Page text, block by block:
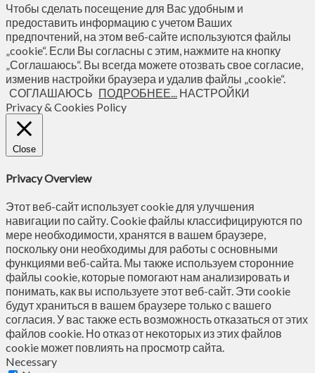
Чтобы сделать посещение для Вас удобным и
предоставить информацию с учетом Ваших
предпочтений, на этом веб-сайте используются файлы
„cookie“. Если Вы согласны с этим, нажмите на кнопку
„Соглашаюсь“. Вы всегда можете отозвать свое согласие,
изменив настройки браузера и удалив файлы „cookie“.
СОГЛАШАЮСЬ ПОДРОБНЕЕ...
НАСТРОЙКИ
Privacy & Cookies Policy
Close
Privacy Overview
Этот веб-сайт использует cookie для улучшения
навигации по сайту. Сookie файлы классифицируются по
мере необходимости, хранятся в вашем браузере,
поскольку они необходимы для работы с основными
функциями веб-сайта. Мы также используем сторонние
файлы cookie, которые помогают нам анализировать и
понимать, как вы используете этот веб-сайт. Эти cookie
будут храниться в вашем браузере только с вашего
согласия. У вас также есть возможность отказаться от этих
файлов cookie. Но отказ от некоторых из этих файлов
cookie может повлиять на просмотр сайта.
Necessary